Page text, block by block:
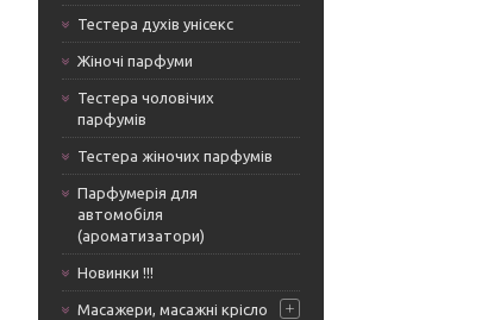
Тестера духів унісекс
Жіночі парфуми
Тестера чоловічих
парфумів
Тестера жіночих парфумів
Парфумерія для
автомобіля
(ароматизатори)
Новинки !!!
Масажери, масажні крісло